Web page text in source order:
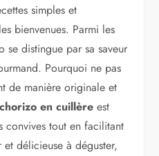
simples et
bienvenues. Parmi les
se distingue par sa saveur
Pourquoi ne pas
de manière originale et
en cuillère est
convives tout en facilitant
délicieuse à déguster,